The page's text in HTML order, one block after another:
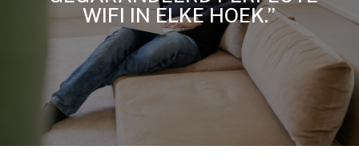
WIFI IN ELKE HOEK.”